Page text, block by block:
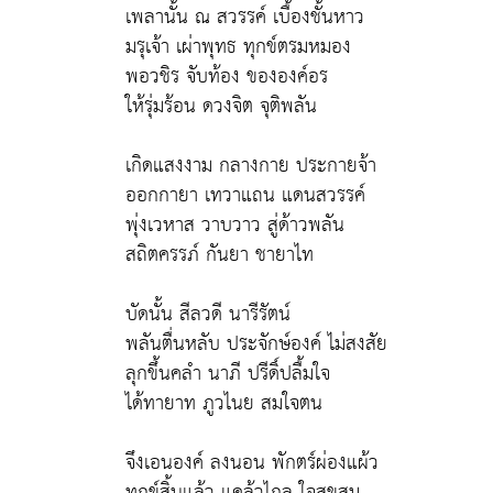
เพลานั้น ณ สวรรค์ เบื้องชั้นหาว
มรุเจ้า เผ่าพุทธ ทุกข์ตรมหมอง
พอวชิร จับท้อง ขององค์อร
ให้รุ่มร้อน ดวงจิต จุติพลัน
เกิดแสงงาม กลางกาย ประกายจ้า
ออกกายา เทวาแถน แดนสวรรค์
พุ่งเวหาส วาบวาว สู่ด้าวพลัน
สถิตครรภ์ กันยา ชายาไท
บัดนั้น สีลวดี นารีรัตน์
พลันตื่นหลับ ประจักษ์องค์ ไม่สงสัย
ลุกขึ้นคลำ นาภี ปรีดิ์ปลื้มใจ
ได้ทายาท ภูวไนย สมใจตน
จึงเอนองค์ ลงนอน พักตร์ผ่องแผ้ว